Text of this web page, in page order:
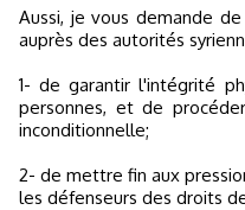
Aussi, je vous demande
auprès des autorités
1- de garantir l'intégrité
personnes, et de
inconditionnelle;
2- de mettre fin aux
les défenseurs des droits